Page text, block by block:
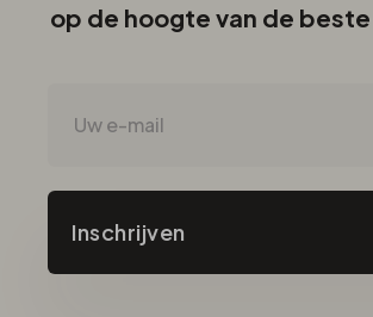
op de hoogte van de
Inschrijven